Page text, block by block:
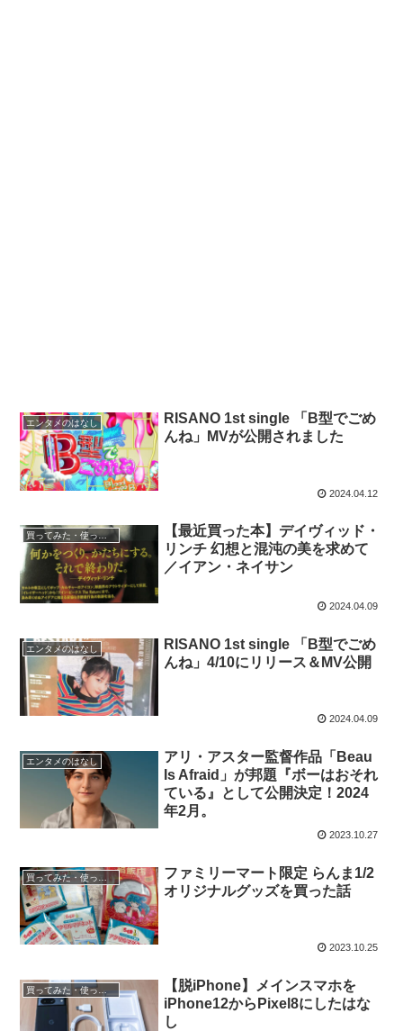
エンタメのはなし
RISANO 1st single 「B型でごめ
んね」MVが公開されました
2024.04.12
買ってみた・使ってみた
【最近買った本】デイヴィッド・
リンチ 幻想と混沌の美を求めて
／イアン・ネイサン
2024.04.09
エンタメのはなし
RISANO 1st single 「B型でごめ
んね」4/10にリリース＆MV公開
2024.04.09
エンタメのはなし
アリ・アスター監督作品「Beau
Is Afraid」が邦題『ボーはおそれ
ている』として公開決定！2024
年2月。
2023.10.27
ファミリーマート限定 らんま1/2
オリジナルグッズを買った話
2023.10.25
【脱iPhone】メインスマホを
iPhone12からPixel8にしたはな
し